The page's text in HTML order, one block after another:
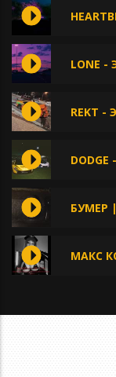
LONE
REKT
БУМЕР
МАКС